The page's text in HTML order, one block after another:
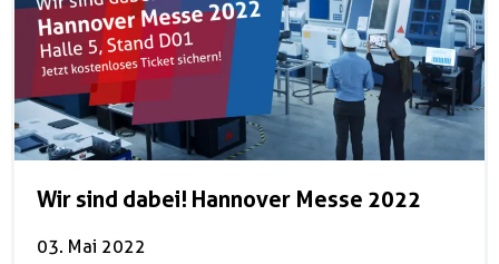
Wir sind dabei! Hannover Messe 2022
03. Mai 2022